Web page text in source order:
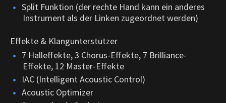
Split Funktion (der rechte Hand kann ein anderes
Instrument als der Linken zugeordnet werden)
Effekte & Klangunterstützer
7 Halleffekte, 3 Chorus-Effekte, 7 Brilliance-
Effekte, 12 Master-Effekte
IAC (Intelligent Acoustic Control)
Acoustic Optimizer